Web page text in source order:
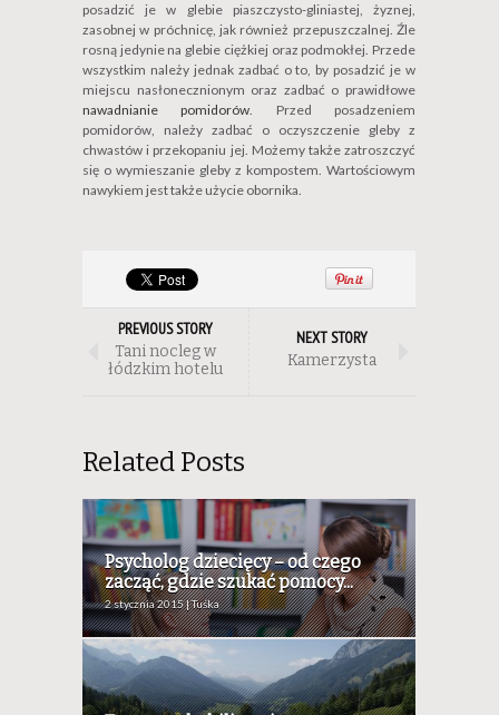
posadzić je w glebie piaszczysto-gliniastej, żyznej,
zasobnej w próchnicę, jak również przepuszczalnej. Źle
rosną jedynie na glebie ciężkiej oraz podmokłej. Przede
wszystkim należy jednak zadbać o to, by posadzić je w
miejscu nasłonecznionym oraz zadbać o prawidłowe
nawadnianie pomidorów. Przed posadzeniem
pomidorów, należy zadbać o oczyszczenie gleby z
chwastów i przekopaniu jej. Możemy także zatroszczyć
się o wymieszanie gleby z kompostem. Wartościowym
nawykiem jest także użycie obornika.
PREVIOUS STORY
Tani nocleg w
łódzkim hotelu
NEXT STORY
Kamerzysta
Related Posts
Psycholog dziecięcy – od czego
zacząć, gdzie szukać pomocy...
2 stycznia 2015 | Tuśka